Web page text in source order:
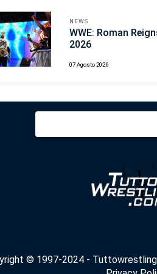
NEWS
WWE: Roman
2026
07 Agosto 2026
Ricerca
© 1997-2024 -